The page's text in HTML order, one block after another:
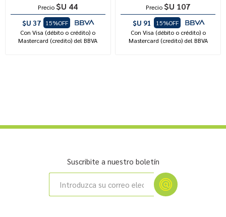
Precio $U 44
$U 37
15%OFF
Con Visa (débito o crédito) o
Mastercard (credito) del BBVA
Precio $U 107
$U 91
15%OFF
Con Visa (débito o crédito) o
Mastercard (credito) del BBVA
Suscribite a nuestro boletín